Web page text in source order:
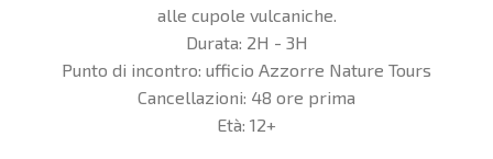
alle cupole vulcaniche.
Durata: 2H - 3H
Punto di incontro: ufficio Azzorre Nature Tours
Cancellazioni: 48 ore prima
Età: 12+